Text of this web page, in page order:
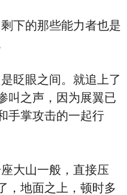
的那些能力者也是
眼之间。就追上了
叫之声，因为展翼已
手掌攻击的一起行
山一般，直接压
，地面之上，顿时多